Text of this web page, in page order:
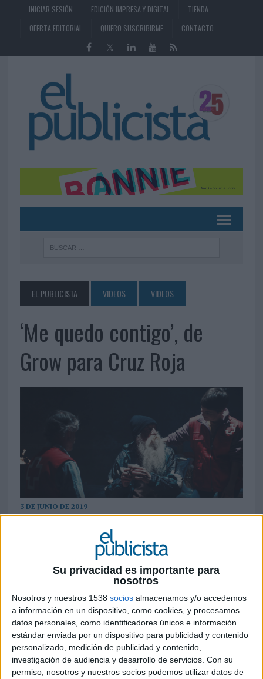
Su privacidad es importante para
nosotros
Nosotros y nuestros 1538 socios almacenamos y/o accedemos
a información en un dispositivo, como cookies, y procesamos
datos personales, como identificadores únicos e información
estándar enviada por un dispositivo para publicidad y contenido
personalizado, medición de publicidad y contenido,
investigación de audiencia y desarrollo de servicios. Con su
permiso, nosotros y nuestros socios podemos utilizar datos de
INICIAR SESIÓN EDICIÓN IMPRESA Y DIGITAL
TIENDA
OFERTA EDITORIAL
QUIERO SUSCRIBIRME CONTACTO
EL PUBLICISTA VIDEOS VIDEOS
‘Me quedo contigo’, de
Grow para Cruz Roja
3 DE JUNIO DE 2019
Ficha técnica ‘Me quedo contigo’
Anunciante: Cruz Roja
Marca: Cruz Roja
Producto: Lotería Nacional Especial Cruz Roja
Sector: ONG